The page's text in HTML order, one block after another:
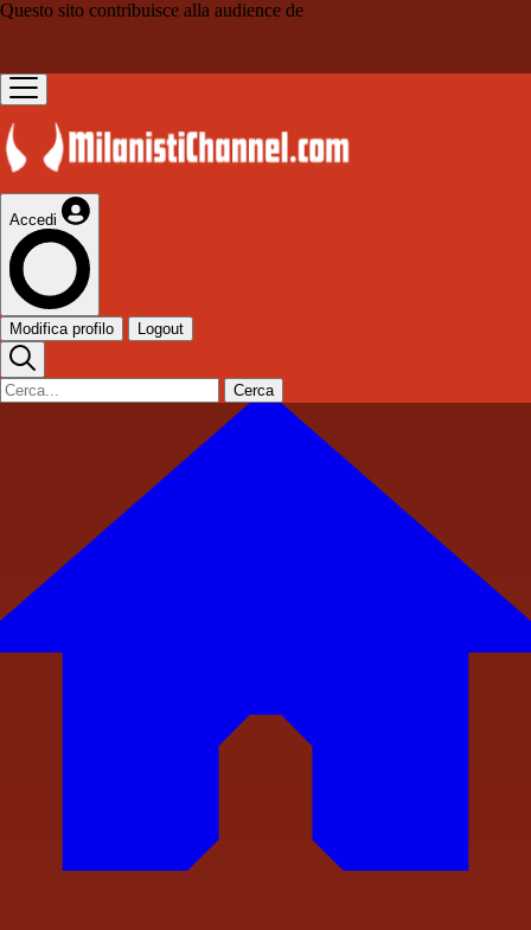
Questo sito contribuisce alla audience de
Accedi
Modifica profilo Logout
Cerca